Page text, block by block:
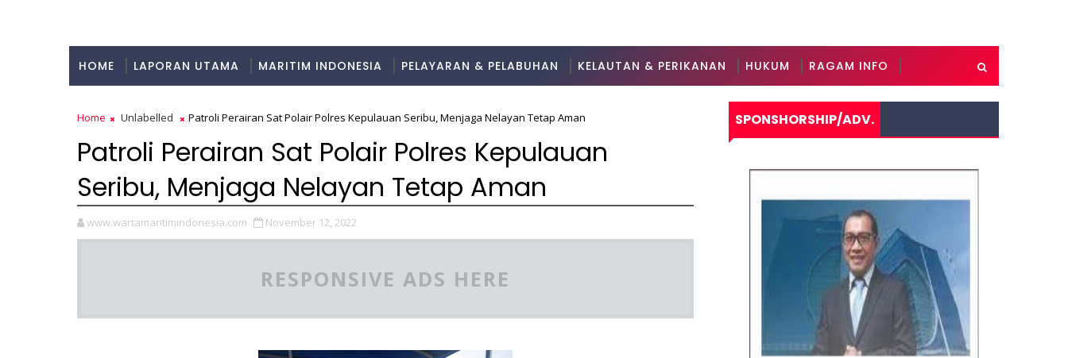
HOME LAPORAN UTAMA MARITIM INDONESIA PELAYARAN & PELABUHAN KELAUTAN & PERIKANAN HUKUM RAGAM INFO
Home Unlabelled Patroli Perairan Sat Polair Polres Kepulauan Seribu, Menjaga Nelayan Tetap Aman
Patroli Perairan Sat Polair Polres Kepulauan
Seribu, Menjaga Nelayan Tetap Aman
www.wartamaritimindonesia.com November 12, 2022
RESPONSIVE ADS HERE
SPONSHORSHIP/ADV.